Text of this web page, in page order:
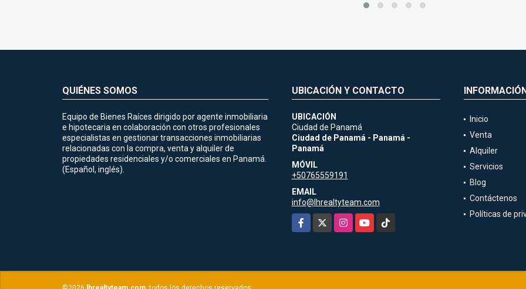
QUIÉNES SOMOS
Equipo de Bienes Raíces dirigido por agente inmobiliaria
e hipotecaria en colaboración con otros profesionales
especialistas en gestionar transacciones inmobiliarias
relacionadas con la compra, venta y alquiler de
propiedades residenciales y/o comerciales en Panamá.
(Español, inglés).
UBICACIÓN Y CONTACTO
UBICACIÓN
Ciudad de Panamá
Ciudad de Panamá - Panamá -
Panamá
MÓVIL
+50765559191
EMAIL
info@lhrealtyteam.com
Facebook
InstagramYouTubeTikTok
Inicio
Venta
Alquiler
Servicios
Blog
Contáctenos
Políticas de